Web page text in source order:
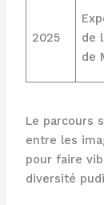
2025
de
de
Le parcours
entre les
pour faire
diversité